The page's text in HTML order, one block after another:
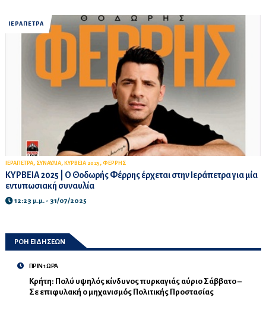
ΙΕΡΑΠΕΤΡΑ
ΙΕΡΑΠΕΤΡΑ, ΣΥΝΑΥΛΙΑ, ΚΥΡΒΕΙΑ 2025, ΦΕΡΡΗΣ
ΚΥΡΒΕΙΑ 2025 | O Θοδωρής Φέρρης έρχεται στην Ιεράπετρα για μία
εντυπωσιακή συναυλία
12:23 μ.μ. - 31/07/2025
ΡΟΗ ΕΙΔΗΣΕΩΝ
ΠΡΙΝ 1 ΩΡΑ
Κρήτη: Πολύ υψηλός κίνδυνος πυρκαγιάς αύριο Σάββατο –
Σε επιφυλακή ο μηχανισμός Πολιτικής Προστασίας